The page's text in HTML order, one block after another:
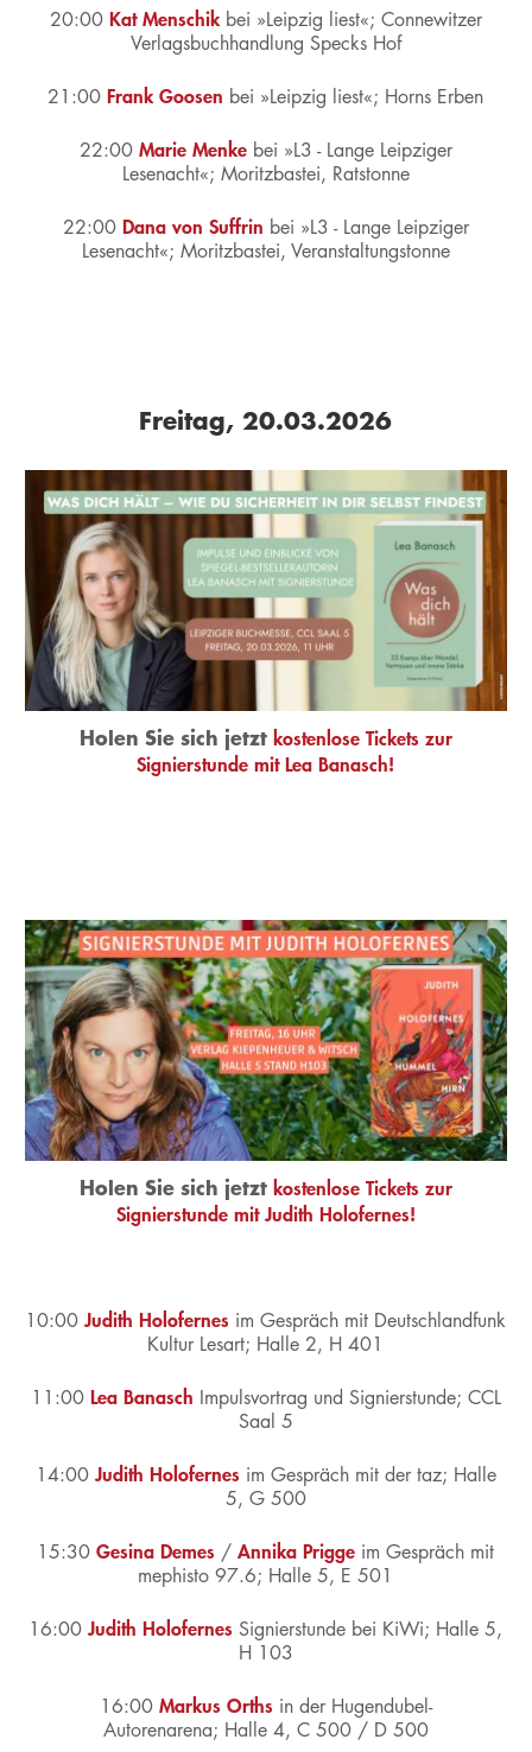
20:00 Kat Menschikbei »Leipzig liest«; Connewitzer
Verlagsbuchhandlung Specks Hof
21:00Frank Goosen bei »Leipzig liest«; Horns Erben
22:00 Marie Menkebei »L3 - Lange Leipziger
Lesenacht«; Moritzbastei, Ratstonne
22:00 Dana von Suffrin bei »L3 - Lange Leipziger
Lesenacht«; Moritzbastei, Veranstaltungstonne
Freitag, 20.03.2026
Holen Sie sich jetzt kostenlose Tickets zur
Signierstunde mit Lea Banasch!
Holen Sie sich jetzt kostenlose Tickets zur
Signierstunde mit Judith Holofernes!
10:00Judith Holofernes im Gespräch mit Deutschlandfunk
Kultur Lesart; Halle 2, H 401
11:00 Lea Banasch Impulsvortrag und Signierstunde; CCL
Saal 5
14:00Judith Holofernes im Gespräch mit der taz; Halle
5, G 500
15:30Gesina Demes /Annika Prigge im Gespräch mit
mephisto 97.6; Halle 5, E 501
16:00Judith Holofernes Signierstunde bei KiWi; Halle 5,
H 103
16:00 Markus Orths in der Hugendubel-
Autorenarena; Halle 4, C 500 / D 500